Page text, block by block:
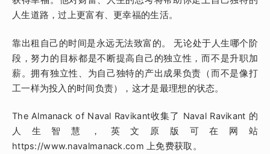
人生道路，过上更富有、更幸福的生活。
靠出租自己的时间是永远无法致富的。 无论处于人生哪个阶
段，努力的目标都是不断提高自己的独立性，而不是升职加
薪。拥有独立性、为自己独特的产出成果负责（而不是像打
工一样为投入的时间负责），这才是最理想的状态。
The Almanack of Naval Ravikant收集了 Naval Ravikant 的
人生智慧，英文原版可在网站
https://www.navalmanack.com 上免费获取。